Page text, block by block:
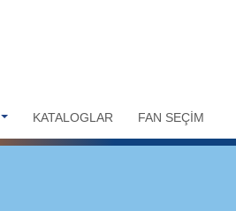
KATALOGLAR FAN SEÇİM